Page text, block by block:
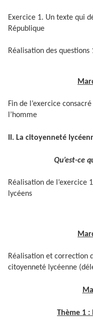
Exercice 1. Un texte qui
République
Réalisation des questions
Fin de l’exercice
l’homme
II. La citoyenneté
Qu’est-ce
Réalisation de l’exercice
lycéens
Réalisation et correction
citoyenneté lycéenne
Thème 1